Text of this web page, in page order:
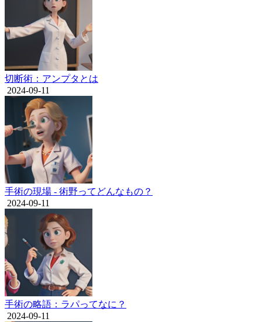
切断術：アンプタとは
2024-09-11
手術の現場 - 術野ってどんなもの？
2024-09-11
手術の略語：ラパってなに？
2024-09-11